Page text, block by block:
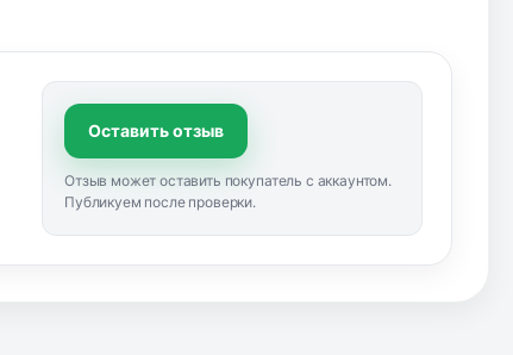
Оставить отзыв
Отзыв может оставить покупатель с аккаунтом.
Публикуем после проверки.